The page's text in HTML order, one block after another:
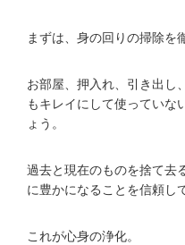
まずは、身の回りの掃除を
お部屋、押入れ、引き出し
もキレイにして使っていな
ょう。
過去と現在のものを捨て去
に豊かになることを信頼し
これが心身の浄化。